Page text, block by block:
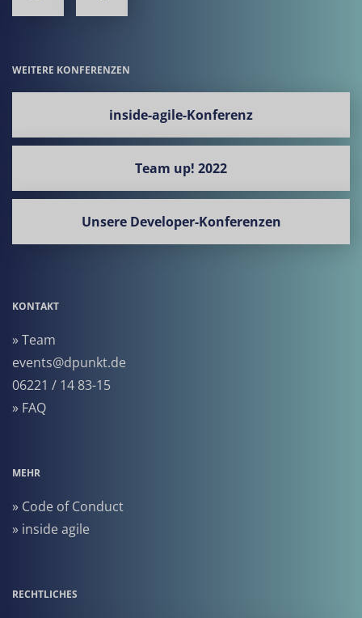
WEITERE KONFERENZEN
inside-agile-Konferenz
Team up! 2022
Unsere Developer-Konferenzen
KONTAKT
» Team
events@dpunkt.de
06221 / 14 83-15
» FAQ
MEHR
» Code of Conduct
» inside agile
RECHTLICHES